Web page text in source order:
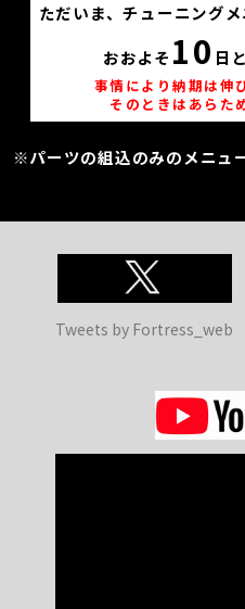
ただいま、チューニング
おおよそ 10 日
事情により納期は伸
そのときはあらた
※パーツの組込のみのメニュ
Tweets by Fortress_web